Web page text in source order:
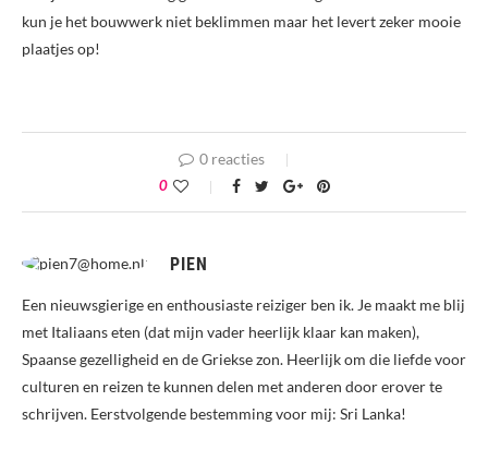
kun je het bouwwerk niet beklimmen maar het levert zeker mooie
plaatjes op!
0 reacties
0
PIEN
Een nieuwsgierige en enthousiaste reiziger ben ik. Je maakt me blij
met Italiaans eten (dat mijn vader heerlijk klaar kan maken),
Spaanse gezelligheid en de Griekse zon. Heerlijk om die liefde voor
culturen en reizen te kunnen delen met anderen door erover te
schrijven. Eerstvolgende bestemming voor mij: Sri Lanka!